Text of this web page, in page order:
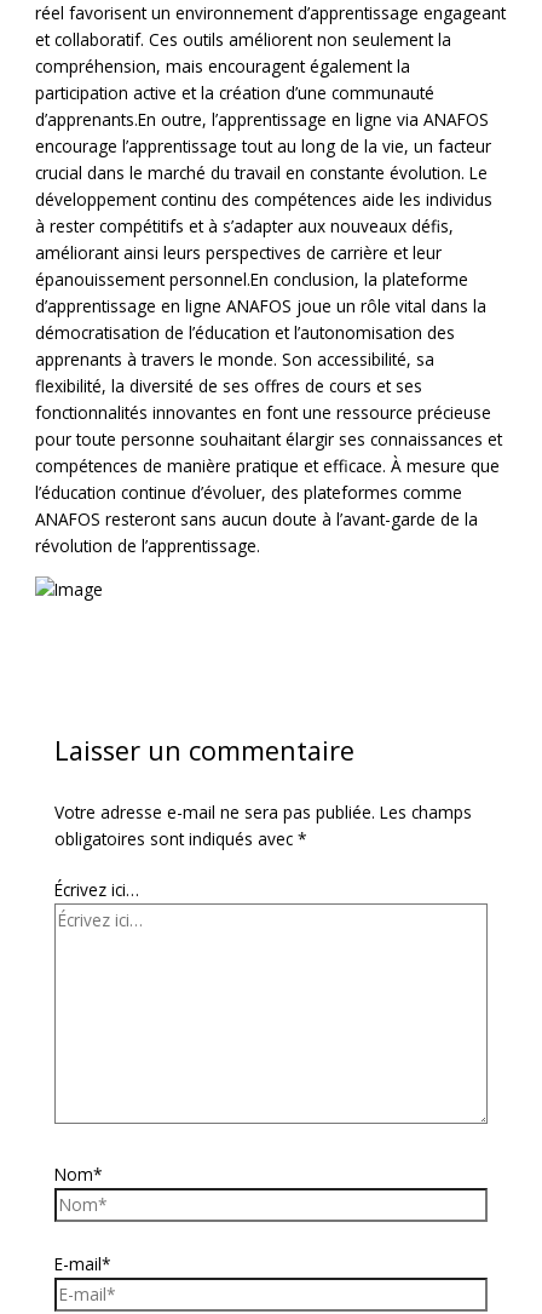
réel favorisent un environnement d’apprentissage engageant
et collaboratif. Ces outils améliorent non seulement la
compréhension, mais encouragent également la
participation active et la création d’une communauté
d’apprenants.En outre, l’apprentissage en ligne via ANAFOS
encourage l’apprentissage tout au long de la vie, un facteur
crucial dans le marché du travail en constante évolution. Le
développement continu des compétences aide les individus
à rester compétitifs et à s’adapter aux nouveaux défis,
améliorant ainsi leurs perspectives de carrière et leur
épanouissement personnel.En conclusion, la plateforme
d’apprentissage en ligne ANAFOS joue un rôle vital dans la
démocratisation de l’éducation et l’autonomisation des
apprenants à travers le monde. Son accessibilité, sa
flexibilité, la diversité de ses offres de cours et ses
fonctionnalités innovantes en font une ressource précieuse
pour toute personne souhaitant élargir ses connaissances et
compétences de manière pratique et efficace. À mesure que
l’éducation continue d’évoluer, des plateformes comme
ANAFOS resteront sans aucun doute à l’avant-garde de la
révolution de l’apprentissage.
Laisser un commentaire
Votre adresse e-mail ne sera pas publiée. Les champs
obligatoires sont indiqués avec *
Écrivez ici…
Nom*
E-mail*